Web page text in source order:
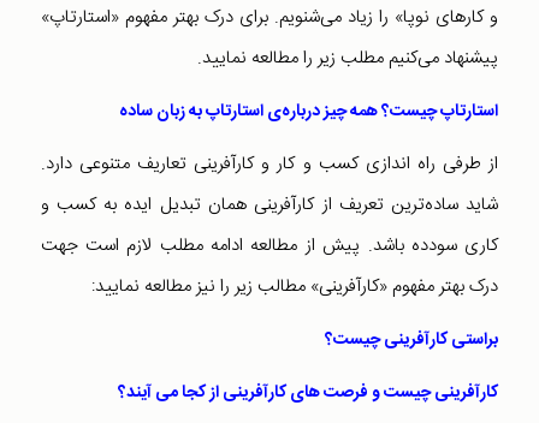
و کارهای نوپا» را زیاد می‌شنویم. برای درک بهتر مفهوم «استارتاپ»
پیشنهاد می‌کنیم مطلب زیر را مطالعه نمایید.
استارتاپ چیست؟ همه چیز درباره‌ی استارتاپ به زبان ساده
از طرفی راه اندازی کسب و کار و کارآفرینی تعاریف متنوعی دارد.
شاید ساده‌ترین تعریف از کارآفرینی همان تبدیل ایده به کسب و
کاری سودده باشد. پیش از مطالعه ادامه مطلب لازم است جهت
درک بهتر مفهوم «کارآفرینی» مطالب زیر را نیز مطالعه نمایید:
براستی كارآفرينی چيست؟
کارآفرینی چیست و فرصت های کارآفرینی از کجا می آیند؟